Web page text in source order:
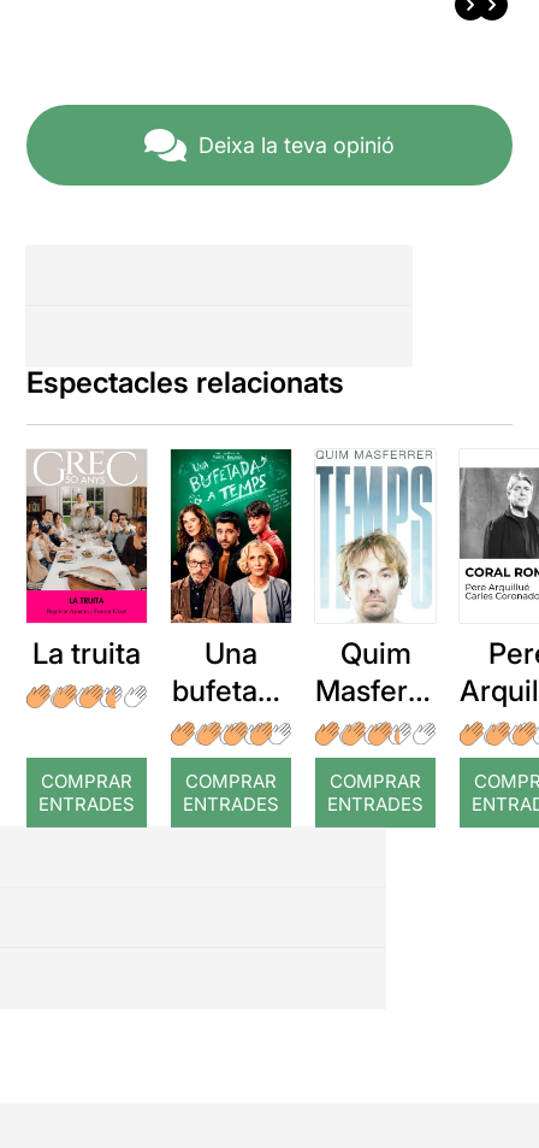
Deixa la teva opinió
Espectacles relacionats
La truita
COMPRAR
ENTRADES
Una
bufetada
a temps
COMPRAR
ENTRADES
Quim
Masferre
r: Temps
COMPRAR
ENTRADES
: